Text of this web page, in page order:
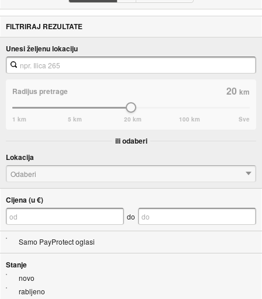
FILTRIRAJ REZULTATE
Unesi željenu lokaciju
Radijus pretrage 20km
1 km 5 km 20 km 100 km Sve
ili odaberi
Lokacija
Odaberi
Cijena (u €)
do
Samo PayProtect oglasi
Stanje
novo
rabljeno